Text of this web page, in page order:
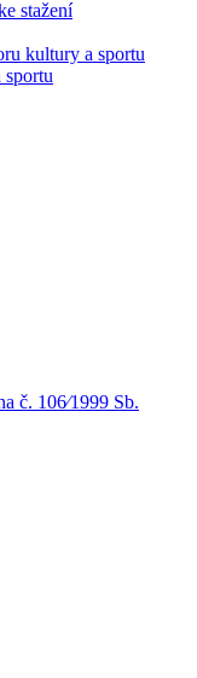
stažení
kultury a sportu
č. 106⁄1999 Sb.